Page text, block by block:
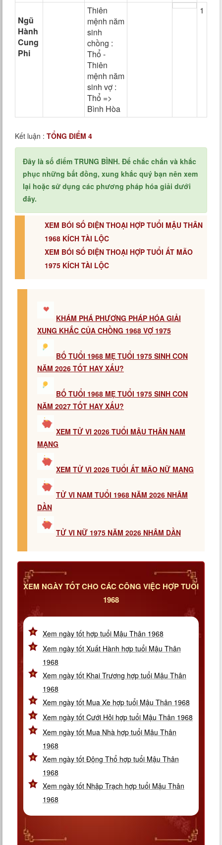
Ngũ
Hành
Cung
Phi
Thiên
mệnh năm
sinh
chồng :
Thổ -
Thiên
mệnh năm
sinh vợ :
Thổ =>
Bình Hòa
1
Kết luận : TỔNG ĐIỂM 4
Đây là số điểm TRUNG BÌNH. Để chắc chắn và khắc
phục những bất đồng, xung khắc quý bạn nên xem
lại hoặc sử dụng các phương pháp hóa giải dưới
đây.
XEM BÓI SỐ ĐIỆN THOẠI HỢP TUỔI MẬU THÂN
1968 KÍCH TÀI LỘC
XEM BÓI SỐ ĐIỆN THOẠI HỢP TUỔI ẤT MÃO
1975 KÍCH TÀI LỘC
KHÁM PHÁ PHƯƠNG PHÁP HÓA GIẢI
XUNG KHẮC CỦA CHỒNG 1968 VỢ 1975
BỐ TUỔI 1968 MẸ TUỔI 1975 SINH CON
NĂM 2026 TỐT HAY XẤU?
BỐ TUỔI 1968 MẸ TUỔI 1975 SINH CON
NĂM 2027 TỐT HAY XẤU?
XEM TỬ VI 2026 TUỔI MẬU THÂN NAM
MẠNG
XEM TỬ VI 2026 TUỔI ẤT MÃO NỮ MẠNG
TỬ VI NAM TUỔI 1968 NĂM 2026 NHÂM
DẦN
TỬ VI NỮ 1975 NĂM 2026 NHÂM DẦN
XEM NGÀY TỐT CHO CÁC CÔNG VIỆC HỢP TUỔI
1968
Xem ngày tốt hợp tuổi Mậu Thân 1968
Xem ngày tốt Xuất Hành hợp tuổi Mậu Thân
1968
Xem ngày tốt Khai Trương hợp tuổi Mậu Thân
1968
Xem ngày tốt Mua Xe hợp tuổi Mậu Thân 1968
Xem ngày tốt Cưới Hỏi hợp tuổi Mậu Thân 1968
Xem ngày tốt Mua Nhà hợp tuổi Mậu Thân
1968
Xem ngày tốt Động Thổ hợp tuổi Mậu Thân
1968
Xem ngày tốt Nhập Trạch hợp tuổi Mậu Thân
1968